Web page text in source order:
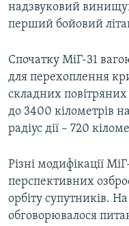
надзвуковий
перший бойовий
Спочатку МіГ-31
для перехоплення
складних
до 3400 кілометрів
радіус дії – 720
Різні модифікації
перспективних
орбіту супутників.
обговорювалося